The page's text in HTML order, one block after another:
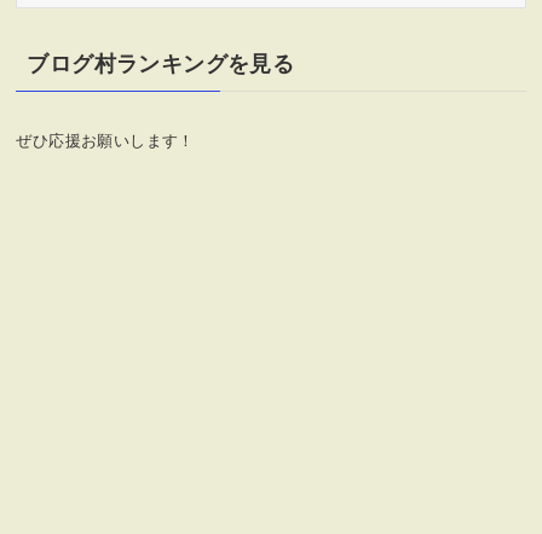
リ
ー
ブログ村ランキングを見る
ぜひ応援お願いします！